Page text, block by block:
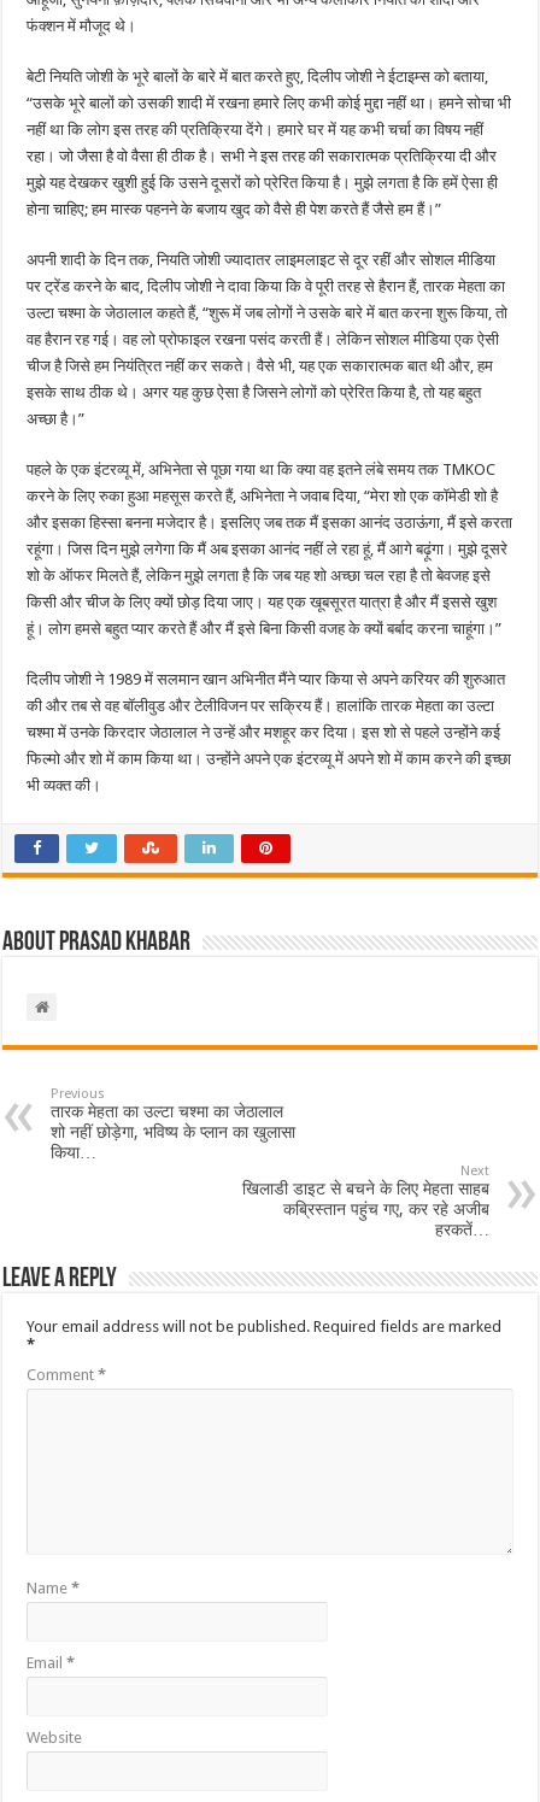
फंक्शन में मौजूद थे।
बेटी नियति जोशी के भूरे बालों के बारे में बात करते हुए, दिलीप जोशी ने ईटाइम्स को बताया,
“उसके भूरे बालों को उसकी शादी में रखना हमारे लिए कभी कोई मुद्दा नहीं था। हमने सोचा भी
नहीं था कि लोग इस तरह की प्रतिक्रिया देंगे। हमारे घर में यह कभी चर्चा का विषय नहीं
रहा। जो जैसा है वो वैसा ही ठीक है। सभी ने इस तरह की सकारात्मक प्रतिक्रिया दी और
मुझे यह देखकर खुशी हुई कि उसने दूसरों को प्रेरित किया है। मुझे लगता है कि हमें ऐसा ही
होना चाहिए; हम मास्क पहनने के बजाय खुद को वैसे ही पेश करते हैं जैसे हम हैं।”
अपनी शादी के दिन तक, नियति जोशी ज्यादातर लाइमलाइट से दूर रहीं और सोशल मीडिया
पर ट्रेंड करने के बाद, दिलीप जोशी ने दावा किया कि वे पूरी तरह से हैरान हैं, तारक मेहता का
उल्टा चश्मा के जेठालाल कहते हैं, “शुरू में जब लोगों ने उसके बारे में बात करना शुरू किया, तो
वह हैरान रह गई। वह लो प्रोफाइल रखना पसंद करती हैं। लेकिन सोशल मीडिया एक ऐसी
चीज है जिसे हम नियंत्रित नहीं कर सकते। वैसे भी, यह एक सकारात्मक बात थी और, हम
इसके साथ ठीक थे। अगर यह कुछ ऐसा है जिसने लोगों को प्रेरित किया है, तो यह बहुत
अच्छा है।”
पहले के एक इंटरव्यू में, अभिनेता से पूछा गया था कि क्या वह इतने लंबे समय तक TMKOC
करने के लिए रुका हुआ महसूस करते हैं, अभिनेता ने जवाब दिया, “मेरा शो एक कॉमेडी शो है
और इसका हिस्सा बनना मजेदार है। इसलिए जब तक मैं इसका आनंद उठाऊंगा, मैं इसे करता
रहूंगा। जिस दिन मुझे लगेगा कि मैं अब इसका आनंद नहीं ले रहा हूं, मैं आगे बढ़ूंगा। मुझे दूसरे
शो के ऑफर मिलते हैं, लेकिन मुझे लगता है कि जब यह शो अच्छा चल रहा है तो बेवजह इसे
किसी और चीज के लिए क्यों छोड़ दिया जाए। यह एक खूबसूरत यात्रा है और मैं इससे खुश
हूं। लोग हमसे बहुत प्यार करते हैं और मैं इसे बिना किसी वजह के क्यों बर्बाद करना चाहूंगा।”
दिलीप जोशी ने 1989 में सलमान खान अभिनीत मैंने प्यार किया से अपने करियर की शुरुआत
की और तब से वह बॉलीवुड और टेलीविजन पर सक्रिय हैं। हालांकि तारक मेहता का उल्टा
चश्मा में उनके किरदार जेठालाल ने उन्हें और मशहूर कर दिया। इस शो से पहले उन्होंने कई
फिल्मो और शो में काम किया था। उन्होंने अपने एक इंटरव्यू में अपने शो में काम करने की इच्छा
भी व्यक्त की।
About Prasad Khabar
Previous
तारक मेहता का उल्टा चश्मा का जेठालाल
शो नहीं छोड़ेगा, भविष्य के प्लान का खुलासा
किया…
Next
खिलाडी डाइट से बचने के लिए मेहता साहब
कब्रिस्तान पहुंच गए, कर रहे अजीब
हरकतें…
Leave a Reply
Your email address will not be published. Required fields are marked
*
Comment*
Name*
Email*
Website